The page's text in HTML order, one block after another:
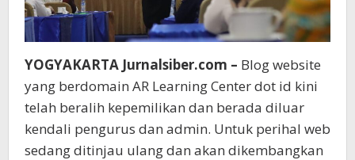
YOGYAKARTA Jurnalsiber.com – Blog website
yang berdomain AR Learning Center dot id kini
telah beralih kepemilikan dan berada diluar
kendali pengurus dan admin. Untuk perihal web
sedang ditinjau ulang dan akan dikembangkan